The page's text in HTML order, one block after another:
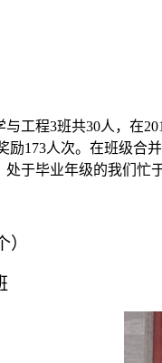
与工程3班共30人，在
励173人次。在班级合
于毕业年级的我们
）